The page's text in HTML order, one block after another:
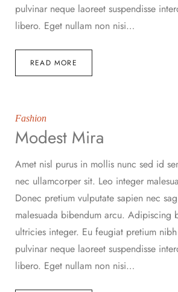
pulvinar neque laoreet suspendisse
libero. Eget nullam non nisi…
READ MORE
Fashion
Modest Mira
Amet nisl purus in mollis nunc sed id
nec ullamcorper sit. Leo integer
Donec pretium vulputate sapien nec
malesuada bibendum arcu. Adipiscing
ultricies integer. Eu feugiat pretium
pulvinar neque laoreet suspendisse
libero. Eget nullam non nisi…